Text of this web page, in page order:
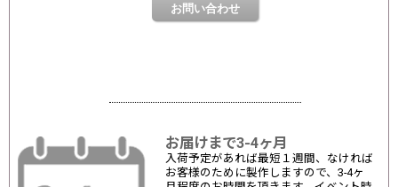
お届けまで3-4ヶ月
入荷予定があれば最短１週間、なければ
お客様のために製作しますので、3-4ヶ